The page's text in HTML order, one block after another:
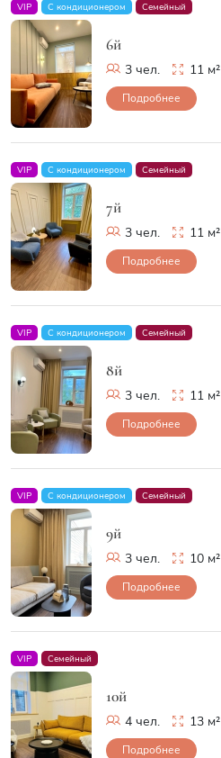
VIP С кондиционером Семейный
6й
3 чел. 11 м²
Подробнее
VIP С кондиционером Семейный
7й
3 чел. 11 м²
Подробнее
VIP С кондиционером Семейный
8й
3 чел. 11 м²
Подробнее
VIP С кондиционером Семейный
9й
3 чел. 10 м²
Подробнее
VIP Семейный
10й
4 чел. 13 м²
Подробнее